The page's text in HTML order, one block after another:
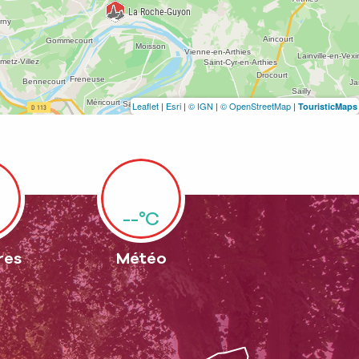
Leaflet | Esri | © IGN | © OpenStreetMap | TouristicMaps
--°C
Météo